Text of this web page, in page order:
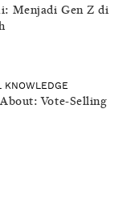
Menjadi Gen Z di
KNOWLEDGE
Vote-Selling